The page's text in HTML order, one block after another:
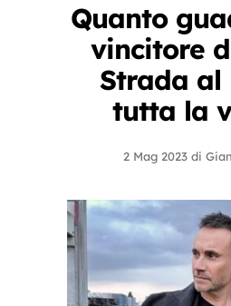
Quanto
vincitore
Strada al
tutta la
2 Mag 2023 di